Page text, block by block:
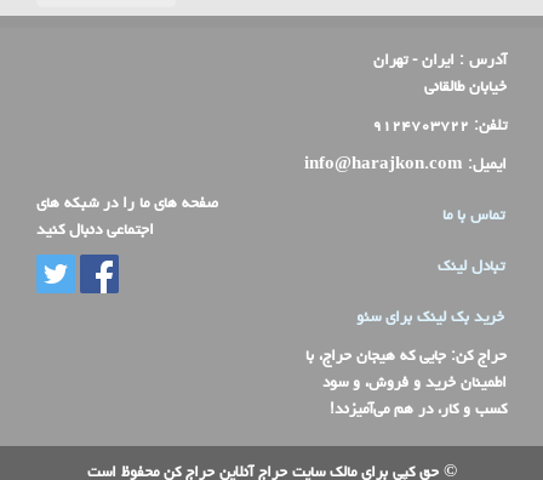
آدرس : ایران - تهران
خیابان طالقانی
تلفن: ۹۱۲۴۷۰۳۷۲۲
ایمیل: info@harajkon.com
تماس با ما
تبادل لینک
خرید بک لینک برای سئو
حراج کن: جایی که هیجان حراج، با
اطمینان خرید و فروش، و سود
کسب و کار، در هم می‌آمیزند!
صفحه های ما را در شبکه های
اجتماعی دنبال کنید
© حق کپی برای مالک سایت حراج آنلاین حراج کن محفوظ است